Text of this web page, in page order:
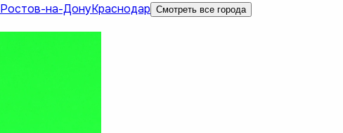
Ростов-на-ДонуКраснодар Смотреть все города